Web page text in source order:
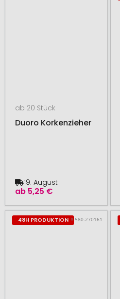
ab 20 Stück
Duoro Korkenzieher
ab 5,25 €
19. August
48H PRODUKTION # 580.270161